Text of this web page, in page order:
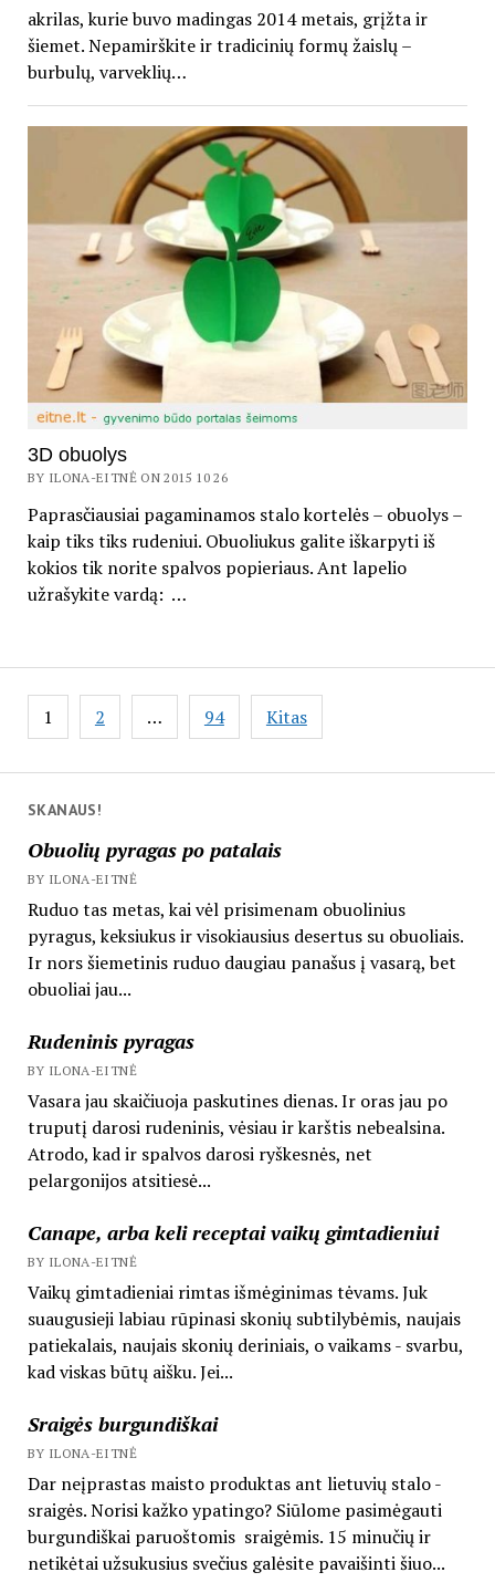
SKANAUS!
Obuolių pyragas po patalais
BY ILONA-EITNĖ
Ruduo tas metas, kai vėl prisimenam obuolinius
pyragus, keksiukus ir visokiausius desertus su obuoliais.
Ir nors šiemetinis ruduo daugiau panašus į vasarą, bet
obuoliai jau...
Rudeninis pyragas
BY ILONA-EITNĖ
Vasara jau skaičiuoja paskutines dienas. Ir oras jau po
truputį darosi rudeninis, vėsiau ir karštis nebealsina.
Atrodo, kad ir spalvos darosi ryškesnės, net
pelargonijos atsitiesė...
Canape, arba keli receptai vaikų gimtadieniui
BY ILONA-EITNĖ
Vaikų gimtadieniai rimtas išmėginimas tėvams. Juk
suaugusieji labiau rūpinasi skonių subtilybėmis, naujais
patiekalais, naujais skonių deriniais, o vaikams - svarbu,
kad viskas būtų aišku. Jei...
Sraigės burgundiškai
BY ILONA-EITNĖ
Dar neįprastas maisto produktas ant lietuvių stalo -
sraigės. Norisi kažko ypatingo? Siūlome pasimėgauti
burgundiškai paruoštomis sraigėmis. 15 minučių ir
netikėtai užsukusius svečius galėsite pavaišinti šiuo...
akrilas, kurie buvo madingas 2014 metais, grįžta ir
šiemet. Nepamirškite ir tradicinių formų žaislų –
burbulų, varveklių…
3D obuolys
BY ILONA-EITNĖ ON 2015 10 26
Paprasčiausiai pagaminamos stalo kortelės – obuolys –
kaip tiks tiks rudeniui. Obuoliukus galite iškarpyti iš
kokios tik norite spalvos popieriaus. Ant lapelio
užrašykite vardą: …
Įrašų
puslapiavimas
1 2 … 94 Kitas